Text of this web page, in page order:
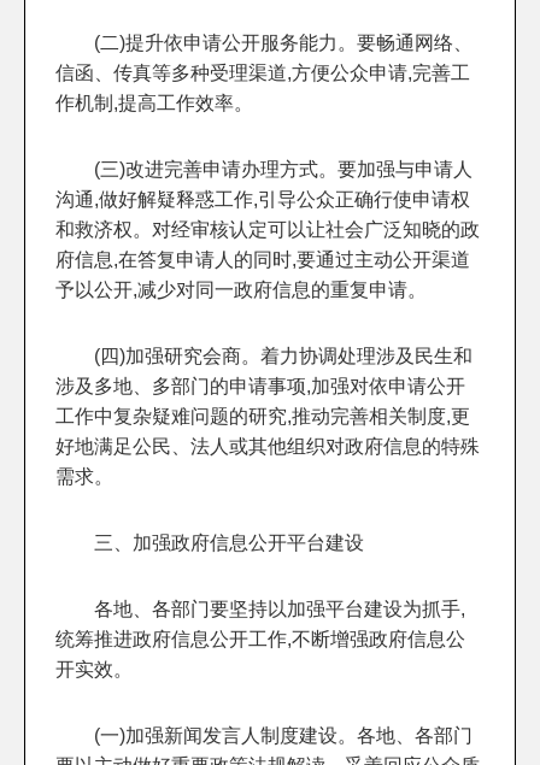
(二)提升依申请公开服务能力。要畅通网络、
信函、传真等多种受理渠道,方便公众申请,完善工
作机制,提高工作效率。
(三)改进完善申请办理方式。要加强与申请人
沟通,做好解疑释惑工作,引导公众正确行使申请权
和救济权。对经审核认定可以让社会广泛知晓的政
府信息,在答复申请人的同时,要通过主动公开渠道
予以公开,减少对同一政府信息的重复申请。
(四)加强研究会商。着力协调处理涉及民生和
涉及多地、多部门的申请事项,加强对依申请公开
工作中复杂疑难问题的研究,推动完善相关制度,更
好地满足公民、法人或其他组织对政府信息的特殊
需求。
三、加强政府信息公开平台建设
各地、各部门要坚持以加强平台建设为抓手,
统筹推进政府信息公开工作,不断增强政府信息公
开实效。
(一)加强新闻发言人制度建设。各地、各部门